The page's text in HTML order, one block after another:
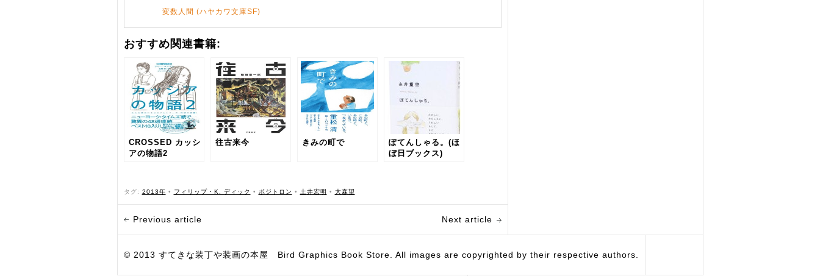
変数人間 (ハヤカワ文庫SF)
おすすめ関連書籍:
CROSSED カッシ
アの物語2
往古来今 きみの町で
ぽてんしゃる。(ほ
ぼ日ブックス)
タグ: 2013年 • フィリップ・K. ディック • ポジトロン • 土井宏明 • 大森望
Previous article Next article
© 2013 すてきな装丁や装画の本屋 Bird Graphics Book Store. All images are copyrighted by their respective authors.